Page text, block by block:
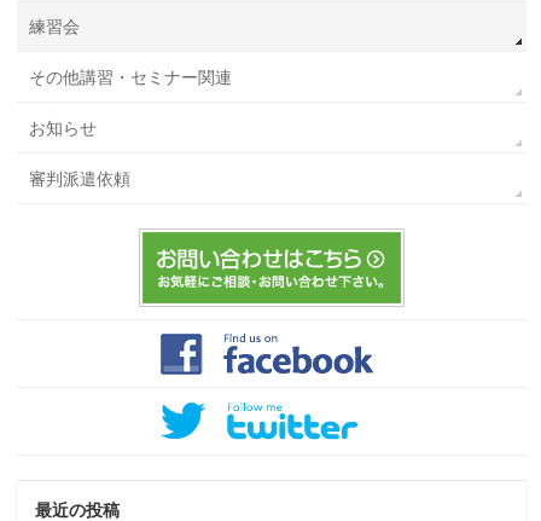
練習会
その他講習・セミナー関連
お知らせ
審判派遣依頼
最近の投稿